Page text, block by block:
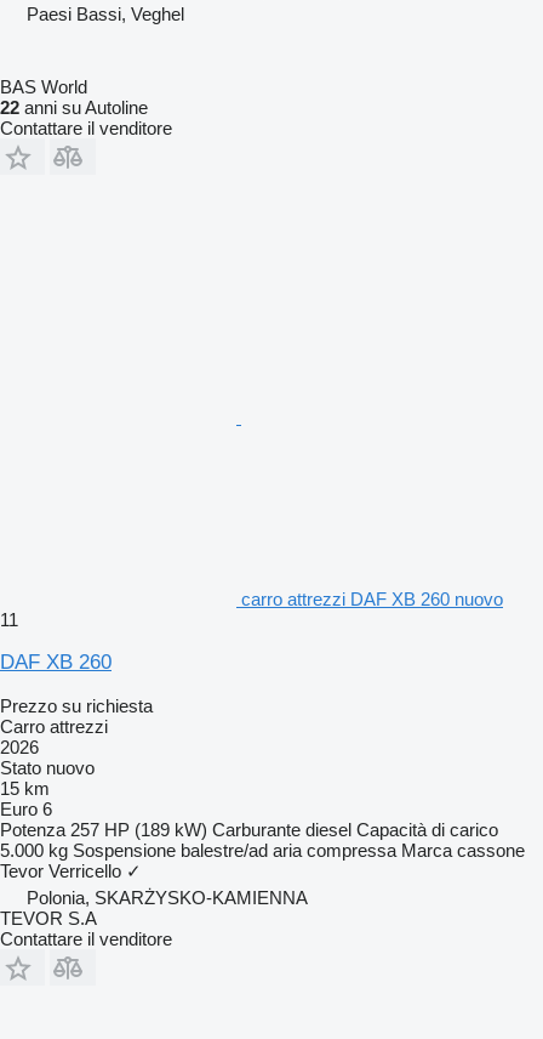
Paesi Bassi, Veghel
BAS World
22 anni su Autoline
Contattare il venditore
carro attrezzi DAF XB 260 nuovo
11
DAF XB 260
Prezzo su richiesta
Carro attrezzi
2026
Stato nuovo
15 km
Euro 6
Potenza 257 HP (189 kW) Carburante diesel Capacità di carico
5.000 kg Sospensione balestre/ad aria compressa Marca cassone
Tevor Verricello ✓
Polonia, SKARŻYSKO-KAMIENNA
TEVOR S.A
Contattare il venditore